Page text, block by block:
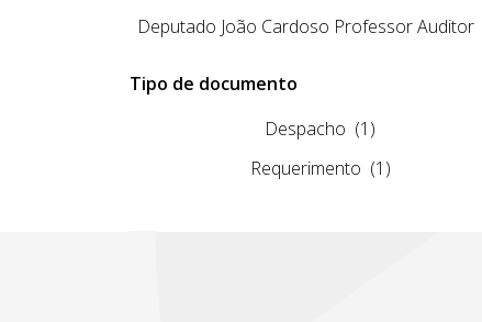
Deputado João Cardoso Professor Auditor
Tipo de documento
Despacho (1)
Requerimento (1)